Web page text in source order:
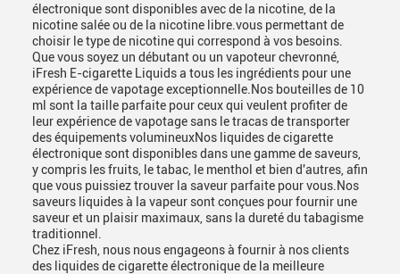
électronique sont disponibles avec de la nicotine, de la
nicotine salée ou de la nicotine libre.vous permettant de
choisir le type de nicotine qui correspond à vos besoins.
Que vous soyez un débutant ou un vapoteur chevronné,
iFresh E-cigarette Liquids a tous les ingrédients pour une
expérience de vapotage exceptionnelle.Nos bouteilles de 10
ml sont la taille parfaite pour ceux qui veulent profiter de
leur expérience de vapotage sans le tracas de transporter
des équipements volumineuxNos liquides de cigarette
électronique sont disponibles dans une gamme de saveurs,
y compris les fruits, le tabac, le menthol et bien d'autres, afin
que vous puissiez trouver la saveur parfaite pour vous.Nos
saveurs liquides à la vapeur sont conçues pour fournir une
saveur et un plaisir maximaux, sans la dureté du tabagisme
traditionnel.
Chez iFresh, nous nous engageons à fournir à nos clients
des liquides de cigarette électronique de la meilleure